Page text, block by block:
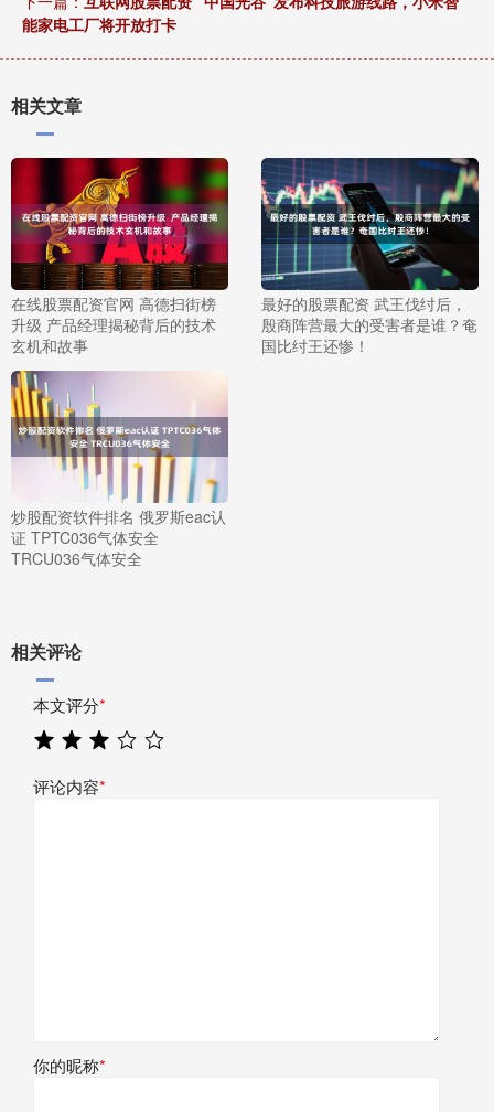
能家电工厂将开放打卡
相关文章
在线股票配资官网 高德扫街榜
升级 产品经理揭秘背后的技术
玄机和故事
最好的股票配资 武王伐纣后，
殷商阵营最大的受害者是谁？奄
国比纣王还惨！
炒股配资软件排名 俄罗斯eac认
证 TPTC036气体安全
TRCU036气体安全
相关评论
本文评分*
评论内容*
你的昵称*